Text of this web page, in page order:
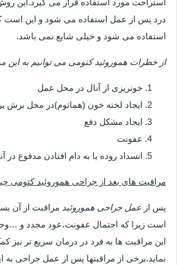
درد پس از عمل استفاده می شود و این است
استفاده می شود و خیلی شایع نمی باشد.
از خطرات هموروئید کتومی می توانیم به این
خونریزی از آنال در محل عمل
ایجاد لخته خون (هماتوم)در محل برش
ایجاد مشکل دفع
عفونت
انسداد روده یا به دام افتادن مدفوع در
مراقبت های بعد از جراحی هموروئید کتومی
پس از عمل جراحی هموروئید مراقبت از آن
است زیرا که احتمال عفونت،عود مجدد و
این مراقبت ها به فرد در درمان سریع تر نیز
نماید.برخی از مراقبتها پس از عمل جراحی